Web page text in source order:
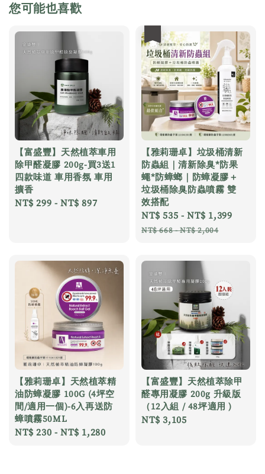
您可能也喜歡
【富盛豐】天然植萃車用
除甲醛凝膠 200g-買3送1
四款味道 車用香氛 車用
擴香
Regular
NT$ 299 -NT$ 897
【雅莉珊卓】垃圾桶清新
防蟲組｜清新除臭*防果
蠅*防蟑螂｜防蟑凝膠＋
垃圾桶除臭防蟲噴霧 雙
效搭配
Sale
price
NT$ 535 -NT$ 1,399
NT$ 668-NT$ 2,004
【雅莉珊卓】天然植萃精
油防蟑凝膠 100G (4坪空
間/適用一個)-6入再送防
蟑噴霧50ML
Regular
NT$ 230 -NT$ 1,280
【富盛豐】天然植萃除甲
醛專用凝膠 200g 升級版
（12入組 / 48坪適用 )
Regular
NT$ 3,105